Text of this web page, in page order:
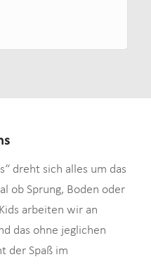
dreht sich alles um das
ob Sprung, Boden oder
arbeiten wir an
das ohne jeglichen
der Spaß im